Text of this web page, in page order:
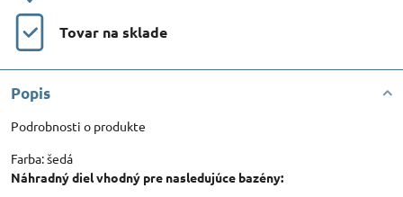
Tovar na sklade
Popis
Podrobnosti o produkte
Farba: šedá
Náhradný diel vhodný pre nasledujúce bazény: